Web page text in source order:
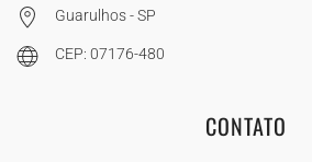
Guarulhos - SP
CEP: 07176-480
CONTATO